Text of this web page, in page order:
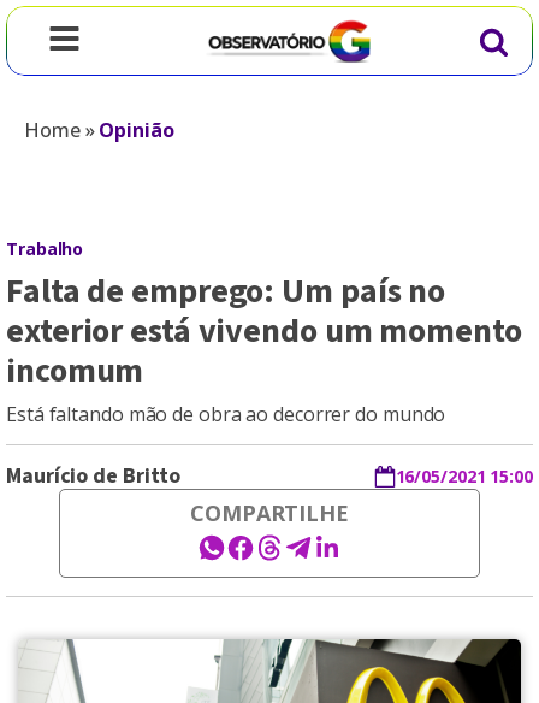
Home»Opinião
Trabalho
Falta de emprego: Um país no
exterior está vivendo um momento
incomum
Está faltando mão de obra ao decorrer do mundo
Maurício de Britto 16/05/2021 15:00
COMPARTILHE